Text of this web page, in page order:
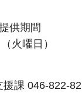
供期間
火曜日）
課 046-822-